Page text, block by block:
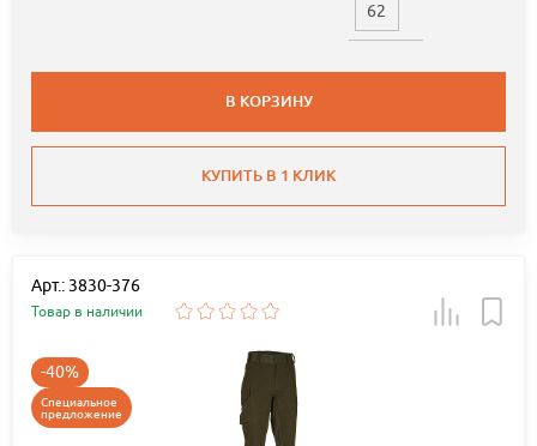
62
В КОРЗИНУ
КУПИТЬ В 1 КЛИК
Арт.: 3830-376
Товар в наличии
-40%
Специальное
предложение